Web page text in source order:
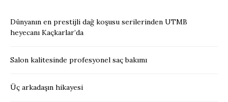
Dünyanın en prestijli dağ koşusu serilerinden UTMB
heyecanı Kaçkarlar’da
Salon kalitesinde profesyonel saç bakımı
Üç arkadaşın hikayesi